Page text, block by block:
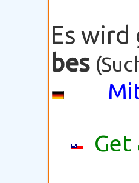
Es
bes
Get